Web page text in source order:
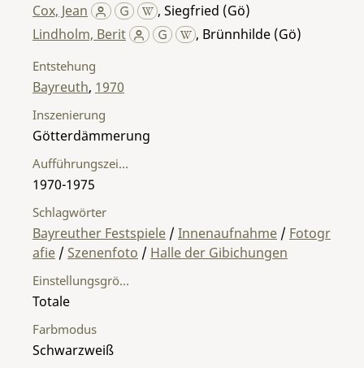
Cox, Jean , Siegfried (Gö)
Lindholm, Berit
, Brünnhilde (Gö)
Entstehung
Bayreuth, 1970
Einstellungsgröße
Totale
Farbmodus
Schwarzweiß
Inszenierung
Götterdämmerung
Aufführungszeitraum
1970-1975
Schlagwörter
Bayreuther Festspiele / Innenaufnahme / Fotogr
afie / Szenenfoto / Halle der Gibichungen